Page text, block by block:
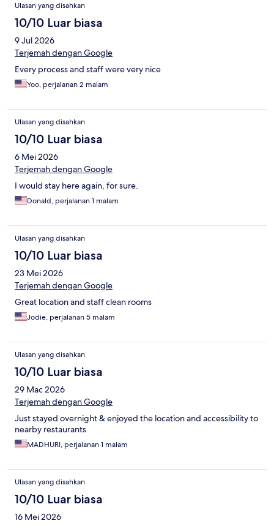
Ulasan yang disahkan
10/10 Luar biasa
9 Jul 2026
Terjemah dengan Google
Every process and staff were very nice
Yoo, perjalanan 2 malam
Ulasan yang disahkan
10/10 Luar biasa
6 Mei 2026
Terjemah dengan Google
I would stay here again, for sure.
Donald, perjalanan 1 malam
Ulasan yang disahkan
10/10 Luar biasa
23 Mei 2026
Terjemah dengan Google
Great location and staff clean rooms
Jodie, perjalanan 5 malam
Ulasan yang disahkan
10/10 Luar biasa
29 Mac 2026
Terjemah dengan Google
Just stayed overnight & enjoyed the location and accessibility to
nearby restaurants
MADHURI, perjalanan 1 malam
Ulasan yang disahkan
10/10 Luar biasa
16 Mei 2026